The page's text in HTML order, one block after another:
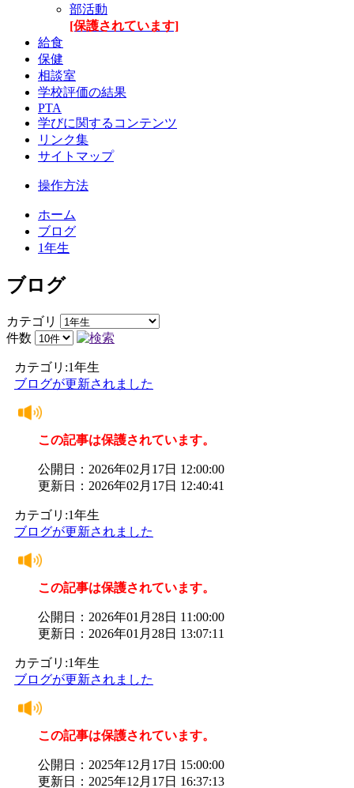
部活動
[保護されています]
給食
保健
相談室
学校評価の結果
PTA
学びに関するコンテンツ
リンク集
サイトマップ
操作方法
ホーム
ブログ
1年生
ブログ
カテゴリ
件数
カテゴリ:1年生
ブログが更新されました
この記事は保護されています。
公開日：2026年02月17日 12:00:00
更新日：2026年02月17日 12:40:41
カテゴリ:1年生
ブログが更新されました
この記事は保護されています。
公開日：2026年01月28日 11:00:00
更新日：2026年01月28日 13:07:11
カテゴリ:1年生
ブログが更新されました
この記事は保護されています。
公開日：2025年12月17日 15:00:00
更新日：2025年12月17日 16:37:13